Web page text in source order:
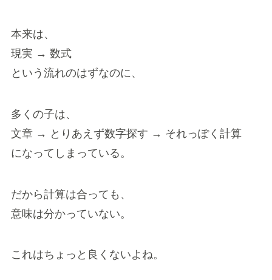
本来は、
現実 → 数式
という流れのはずなのに、
多くの子は、
文章 → とりあえず数字探す → それっぽく計算
になってしまっている。
だから計算は合っても、
意味は分かっていない。
これはちょっと良くないよね。